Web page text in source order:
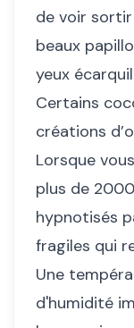
de voir sortir
beaux
yeux
Certains
créations
Lorsque
plus de
hypnotisés
fragiles qui
Une
d'humidité